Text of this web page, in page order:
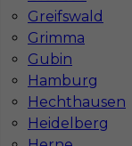
Greifswald
Grimma
Gubin
Hamburg
Hechthausen
Heidelberg
Mapa ofert pracy
Mapa kategorii